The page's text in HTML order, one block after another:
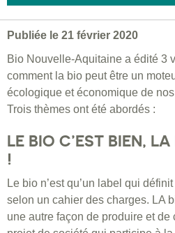
Publiée le 21 février 2020
Bio Nouvelle-Aquitaine a édité 3
comment la bio peut être un
écologique et économique de
Trois thèmes ont été abordés :
LE BIO C’EST BIEN,
!
Le bio n’est qu’un label qui
selon un cahier des charges. LA
une autre façon de produire et